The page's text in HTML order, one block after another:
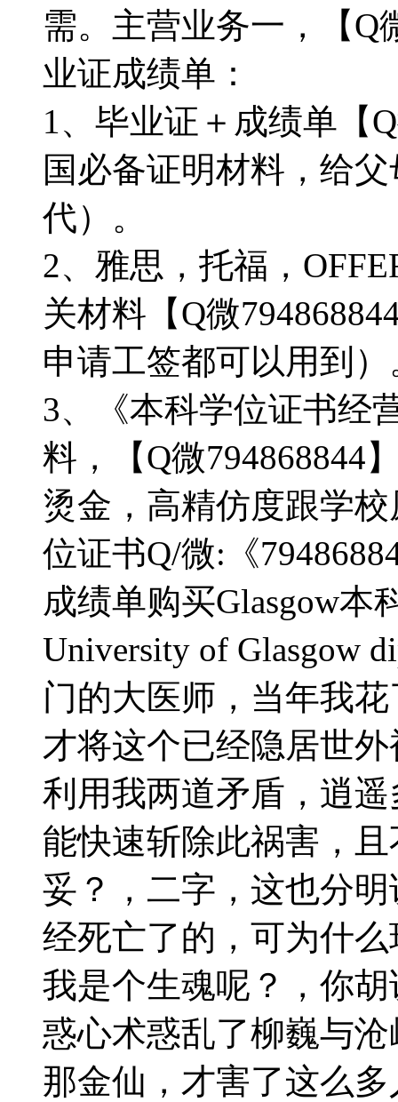
需。主营业务一，【Q
业证成绩单：
1、毕业证＋成绩单【
国必备证明材料，给
代）。
2、雅思，托福，
关材料【Q微
申请工签都可以用到）
3、《本科学位证书经
料，【Q微794868844
烫金，高精仿度跟学校
位证书Q/微:《
成绩单购买Glasgow本
University of Glasgow
门的大医师，当年我
才将这个已经隐居世
利用我两道矛盾，逍
能快速斩除此祸害，
妥？，二字，这也分
经死亡了的，可为什
我是个生魂呢？，你
惑心术惑乱了柳巍与
那金仙，才害了这么